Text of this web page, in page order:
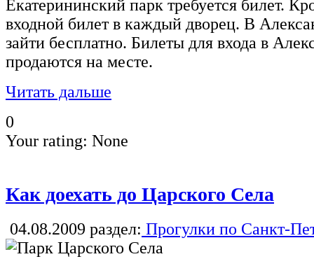
Екатерининский парк требуется билет.
входной билет в каждый дворец. В
зайти бесплатно. Билеты для входа в
продаются на месте.
Читать дальше
0
Your rating: None
Как доехать до Царского Села
04.08.2009 раздел: Прогулки по Санкт-